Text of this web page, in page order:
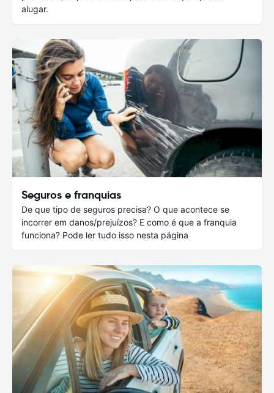
alugar.
Seguros e franquias
De que tipo de seguros precisa? O que acontece se
incorrer em danos/prejuízos? E como é que a franquia
funciona? Pode ler tudo isso nesta página